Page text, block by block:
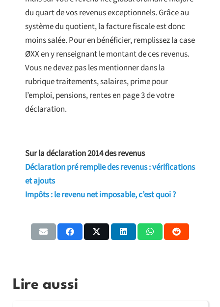
du quart de vos revenus exceptionnels. Grâce au
système du quotient, la facture fiscale est donc
moins salée. Pour en bénéficier, remplissez la case
ØXX en y renseignant le montant de ces revenus.
Vous ne devez pas les mentionner dans la
rubrique traitements, salaires, prime pour
l’emploi, pensions, rentes en page 3 de votre
déclaration.
Sur la déclaration 2014 des revenus
Déclaration pré remplie des revenus : vérifications
et ajouts
Impôts : le revenu net imposable, c’est quoi ?
Lire aussi